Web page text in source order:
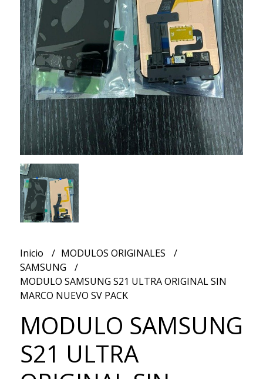
Inicio
MODULOS ORIGINALES
SAMSUNG
MODULO SAMSUNG S21 ULTRA ORIGINAL SIN
MARCO NUEVO SV PACK
MODULO SAMSUNG
S21 ULTRA